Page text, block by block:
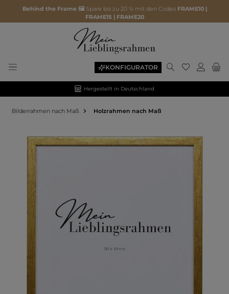
Behind the Frame 🖼️ Spare bis zu 20 % mit den Codes FRAME10 |
FRAME15 | FRAME20
KONFIGURATOR
Hergestellt in Deutschland
Bilderrahmen nach Maß Holzrahmen nach Maß
Bildergalerie überspringen